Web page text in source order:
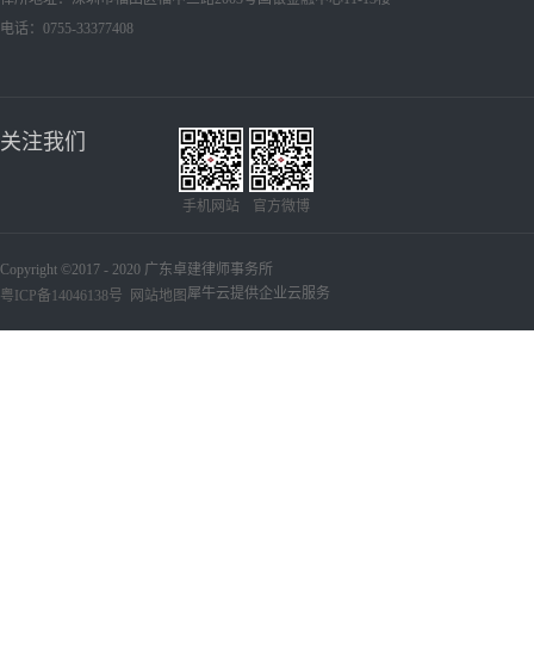
Copyright ©2017 - 2020 广东卓建律师事务所
粤ICP备14046138号 网站地图 犀牛云提供企业云服务
电话：0755-33377408
关注我们
手机网站 官方微博